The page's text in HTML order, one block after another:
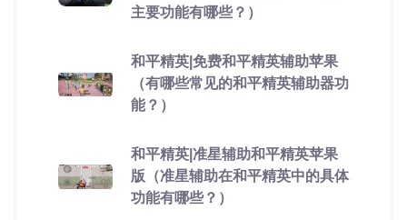
主要功能有哪些？）
和平精英|免费和平精英辅助苹果
（有哪些常见的和平精英辅助器功
能？）
和平精英|准星辅助和平精英苹果
版（准星辅助在和平精英中的具体
功能有哪些？）